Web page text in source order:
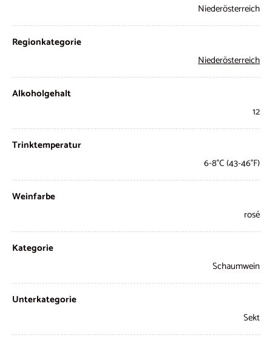
Niederösterreich
Regionkategorie
Niederösterreich
Alkoholgehalt
12
Trinktemperatur
6-8°C (43-46°F)
Weinfarbe
rosé
Kategorie
Schaumwein
Unterkategorie
Sekt